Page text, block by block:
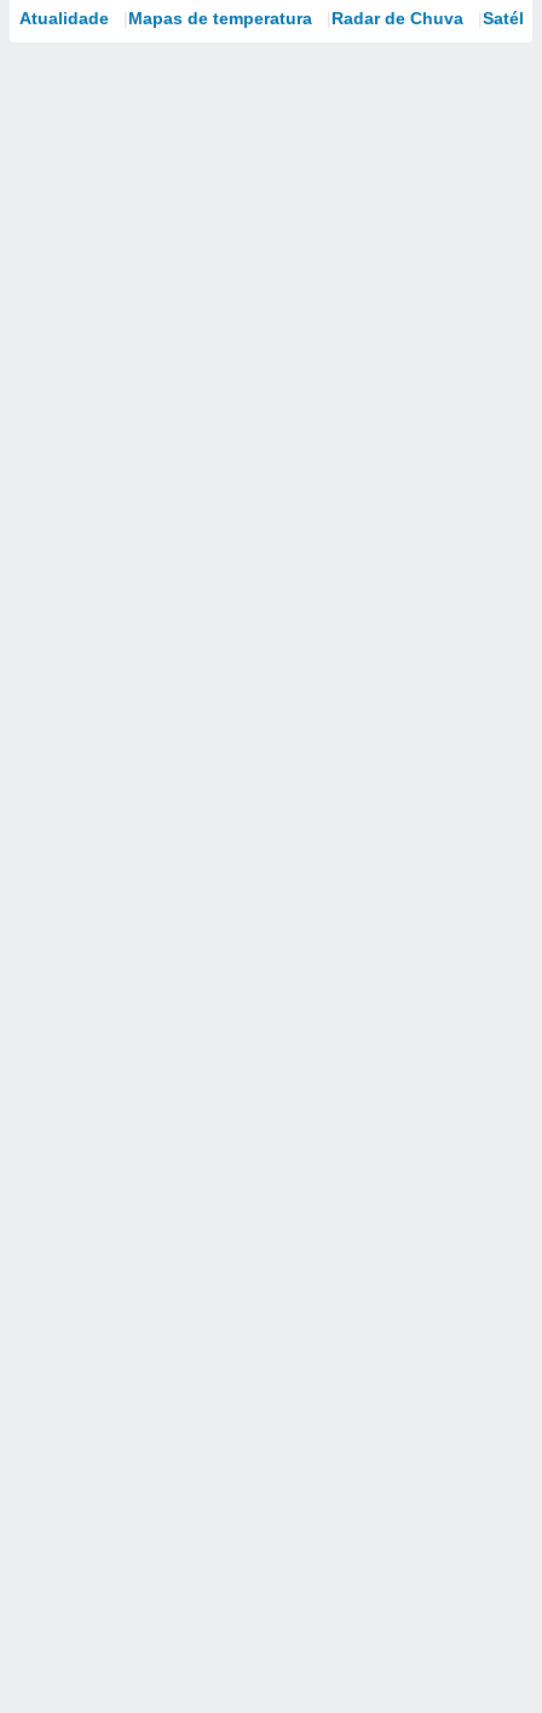
Atualidade Mapas de temperatura Radar de Chuva